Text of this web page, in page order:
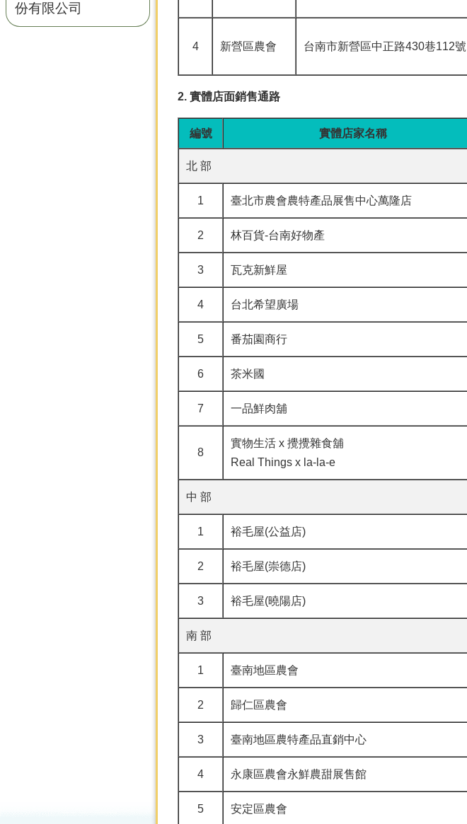
份有限公司
4 新營區農會 台南市新營區中正路430巷112號
2. 實體店面銷售通路
編號 實體店家名稱
北 部
1 臺北市農會農特產品展售中心萬隆店
2 林百貨-台南好物產
3 瓦克新鮮屋
4 台北希望廣場
5 番茄園商行
6 茶米國
7 一品鮮肉舖
8
實物生活 x 攪攪雜食舖
Real Things x la-la-e
中 部
1 裕毛屋(公益店)
2 裕毛屋(崇德店)
3 裕毛屋(曉陽店)
南 部
1 臺南地區農會
2 歸仁區農會
3 臺南地區農特產品直銷中心
4 永康區農會永鮮農甜展售館
5 安定區農會